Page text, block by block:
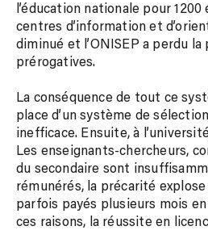
l’éducation nationale pour
centres d’information et
diminué et l’ONISEP a perdu
prérogatives.
La conséquence de tout ce
place d’un système de
inefficace. Ensuite, à
Les enseignants-chercheurs,
du secondaire sont
rémunérés, la précarité
parfois payés plusieurs mois
ces raisons, la réussite en